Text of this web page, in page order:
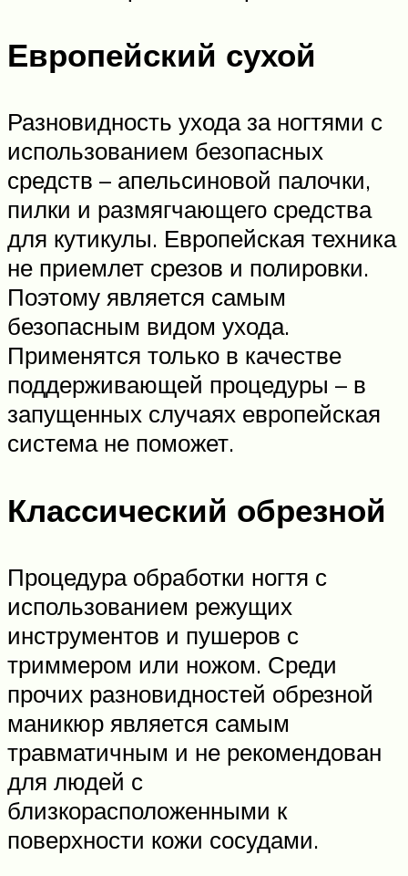
Европейский сухой
Разновидность ухода за ногтями с
использованием безопасных
средств – апельсиновой палочки,
пилки и размягчающего средства
для кутикулы. Европейская техника
не приемлет срезов и полировки.
Поэтому является самым
безопасным видом ухода.
Применятся только в качестве
поддерживающей процедуры – в
запущенных случаях европейская
система не поможет.
Классический обрезной
Процедура обработки ногтя с
использованием режущих
инструментов и пушеров с
триммером или ножом. Среди
прочих разновидностей обрезной
маникюр является самым
травматичным и не рекомендован
для людей с
близкорасположенными к
поверхности кожи сосудами.